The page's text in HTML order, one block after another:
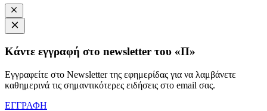
Κάντε εγγραφή στο newsletter του «Π»
Εγγραφείτε στο Newsletter της εφημερίδας για να λαμβάνετε
καθημερινά τις σημαντικότερες ειδήσεις στο email σας.
ΕΓΓΡΑΦΗ